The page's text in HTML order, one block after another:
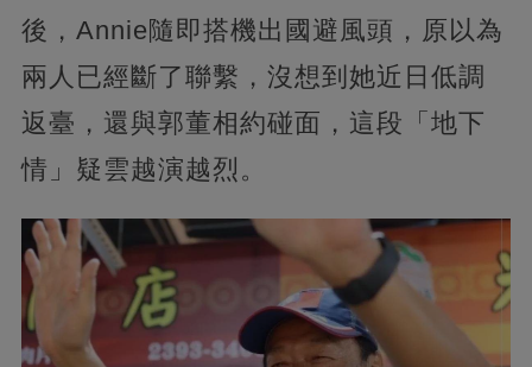
後，Annie隨即搭機出國避風頭，原以為
兩人已經斷了聯繫，沒想到她近日低調
返臺，還與郭董相約碰面，這段「地下
情」疑雲越演越烈。